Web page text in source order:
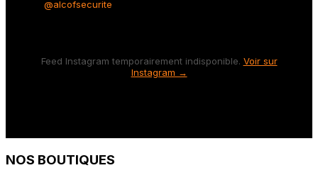
@alcofsecurite
Feed Instagram temporairement indisponible. Voir sur
Instagram →
NOS BOUTIQUES